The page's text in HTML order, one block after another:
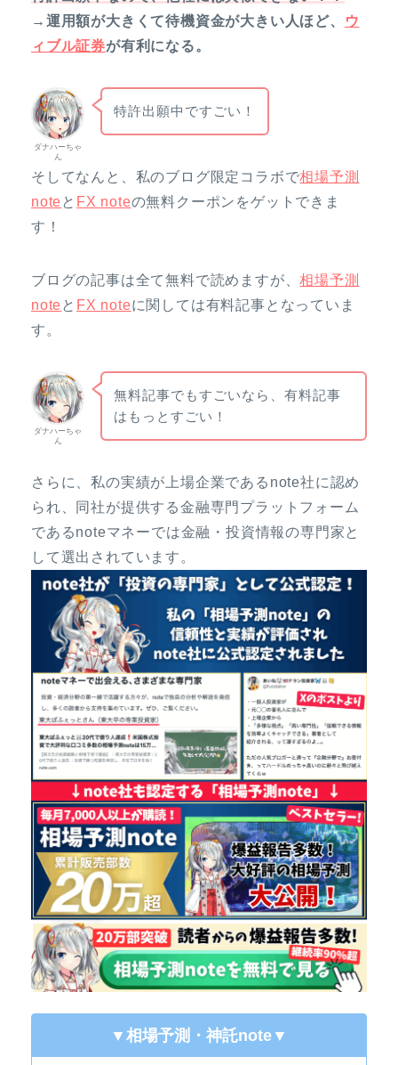
→運用額が大きくて待機資金が大きい人ほど、
ウ
ィブル証券が有利になる。
ダナハーちゃ
ん
特許出願中ですごい！
そしてなんと、私のブログ限定コラボで相場予測
note と FX noteの無料クーポンをゲットできま
す！
ブログの記事は全て無料で読めますが、相場予測
note と FX noteに関しては有料記事となっていま
す。
ダナハーちゃ
ん
無料記事でもすごいなら、有料記事
はもっとすごい！
さらに、私の実績が上場企業であるnote社に認め
られ、同社が提供する金融専門プラットフォーム
であるnoteマネーでは金融・投資情報の専門家と
して選出されています。
▼相場予測・神託note ▼